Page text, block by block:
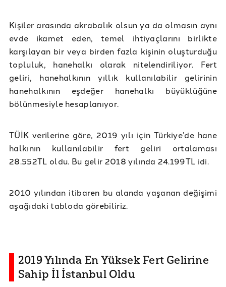
Kişiler arasında akrabalık olsun ya da olmasın aynı
evde ikamet eden, temel ihtiyaçlarını birlikte
karşılayan bir veya birden fazla kişinin oluşturduğu
topluluk, hanehalkı olarak nitelendiriliyor. Fert
geliri, hanehalkının yıllık kullanılabilir gelirinin
hanehalkının eşdeğer hanehalkı büyüklüğüne
bölünmesiyle hesaplanıyor.
TÜİK verilerine göre, 2019 yılı için Türkiye’de hane
halkının kullanılabilir fert geliri ortalaması
28.552TL oldu. Bu gelir 2018 yılında 24.199TL idi.
2010 yılından itibaren bu alanda yaşanan değişimi
aşağıdaki tabloda görebiliriz.
2019 Yılında En Yüksek Fert Gelirine
Sahip İl İstanbul Oldu